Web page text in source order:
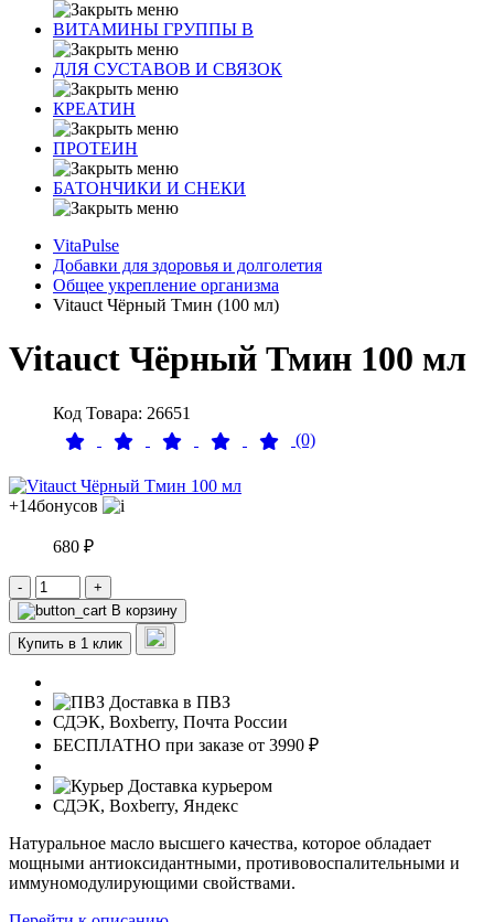
ВИТАМИНЫ ГРУППЫ В
ДЛЯ СУСТАВОВ И СВЯЗОК
КРЕАТИН
ПРОТЕИН
БАТОНЧИКИ И СНЕКИ
VitaPulse
Добавки для здоровья и долголетия
Общее укрепление организма
Vitauct Чёрный Тмин (100 мл)
Vitauct Чёрный Тмин 100 мл
Код Товара: 26651
(0)
+14бонусов
680 ₽
-
+
В корзину
Купить в 1 клик
Доставка в ПВЗ
СДЭК, Boxberry, Почта России
БЕСПЛАТНО при заказе от 3990 ₽
Доставка курьером
СДЭК, Boxberry, Яндекс
Натуральное масло высшего качества, которое обладает
мощными антиоксидантными, противовоспалительными и
иммуномодулирующими свойствами.